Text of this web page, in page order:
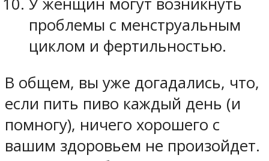
проблемы с менструальным
циклом и фертильностью.
В общем, вы уже догадались, что,
если пить пиво каждый день (и
помногу), ничего хорошего с
вашим здоровьем не произойдет.